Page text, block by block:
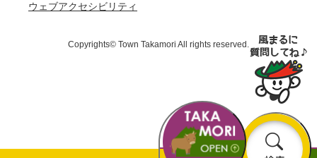
お 検
ウェブアクセシビリティ
Copyrights© Town Takamori All rights reserved.